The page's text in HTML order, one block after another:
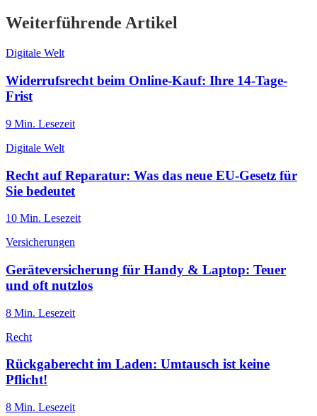
Weiterführende Artikel
Digitale Welt
Widerrufsrecht beim Online-Kauf: Ihre 14-Tage-
Frist
9 Min. Lesezeit
Digitale Welt
Recht auf Reparatur: Was das neue EU-Gesetz für
Sie bedeutet
10 Min. Lesezeit
Versicherungen
Geräteversicherung für Handy & Laptop: Teuer
und oft nutzlos
8 Min. Lesezeit
Recht
Rückgaberecht im Laden: Umtausch ist keine
Pflicht!
8 Min. Lesezeit